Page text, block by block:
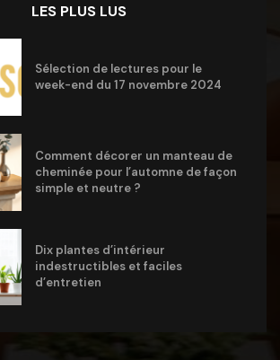
LES PLUS LUS
Sélection de lectures pour le
week-end du 17 novembre 2024
Comment décorer un manteau de
cheminée pour l’automne de façon
simple et neutre ?
Dix plantes d’intérieur
indestructibles et faciles
d’entretien